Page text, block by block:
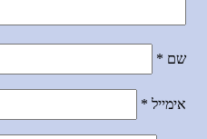
שם *
אימייל *